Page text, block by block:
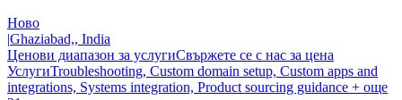
Ново
|Ghaziabad,, India
Ценови диапазон за услугиСвържете се с нас за цена
УслугиTroubleshooting, Custom domain setup, Custom apps and
integrations, Systems integration, Product sourcing guidance + още